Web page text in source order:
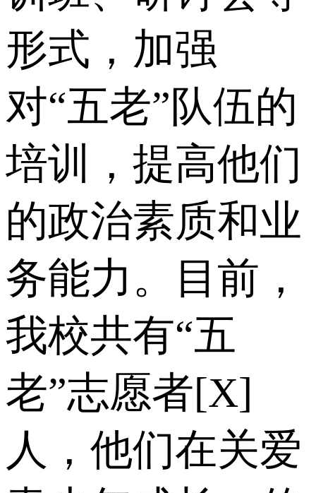
形式，加强
对“五老”队伍的
培训，提高他们
的政治素质和业
务能力。目前，
我校共有“五
老”志愿者[X]
人，他们在关爱